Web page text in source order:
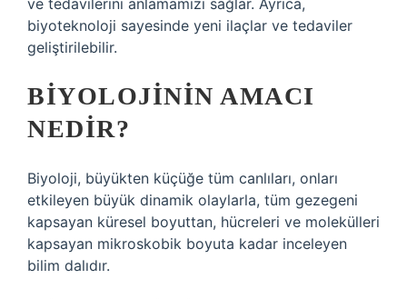
ve tedavilerini anlamamızı sağlar. Ayrıca,
biyoteknoloji sayesinde yeni ilaçlar ve tedaviler
geliştirilebilir.
BIYOLOJININ AMACI
NEDIR?
Biyoloji, büyükten küçüğe tüm canlıları, onları
etkileyen büyük dinamik olaylarla, tüm gezegeni
kapsayan küresel boyuttan, hücreleri ve molekülleri
kapsayan mikroskobik boyuta kadar inceleyen
bilim dalıdır.